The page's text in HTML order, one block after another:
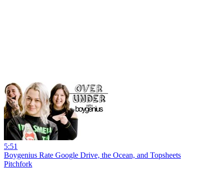
5:51
Boygenius Rate Google Drive, the Ocean, and Topsheets
Pitchfork